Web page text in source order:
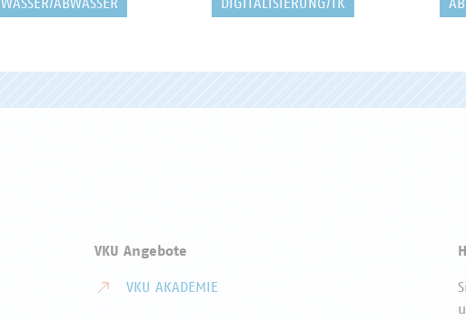
WASSER/ABWASSER DIGITALISIERUNG/TK
VKU Angebote
VKU AKADEMIE